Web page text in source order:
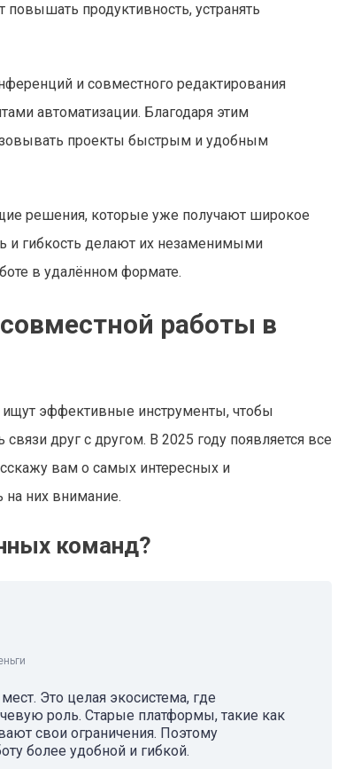
продуктивность, устранять
и совместного редактирования
автоматизации. Благодаря этим
проекты быстрым и удобным
решения, которые уже получают широкое
и гибкость делают их незаменимыми
в удалённом формате.
работы в
ищут эффективные инструменты, чтобы
друг с другом. В 2025 году появляется все
вам о самых интересных и
на них внимание.
команд?
Это целая экосистема, где
роль. Старые платформы, такие как
свои ограничения. Поэтому
более удобной и гибкой.